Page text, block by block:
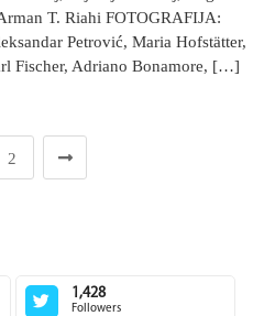
T. Riahi FOTOGRAFIJA:
Petrović, Maria Hofstätter,
Fischer, Adriano Bonamore, […]
2
1,428
Followers